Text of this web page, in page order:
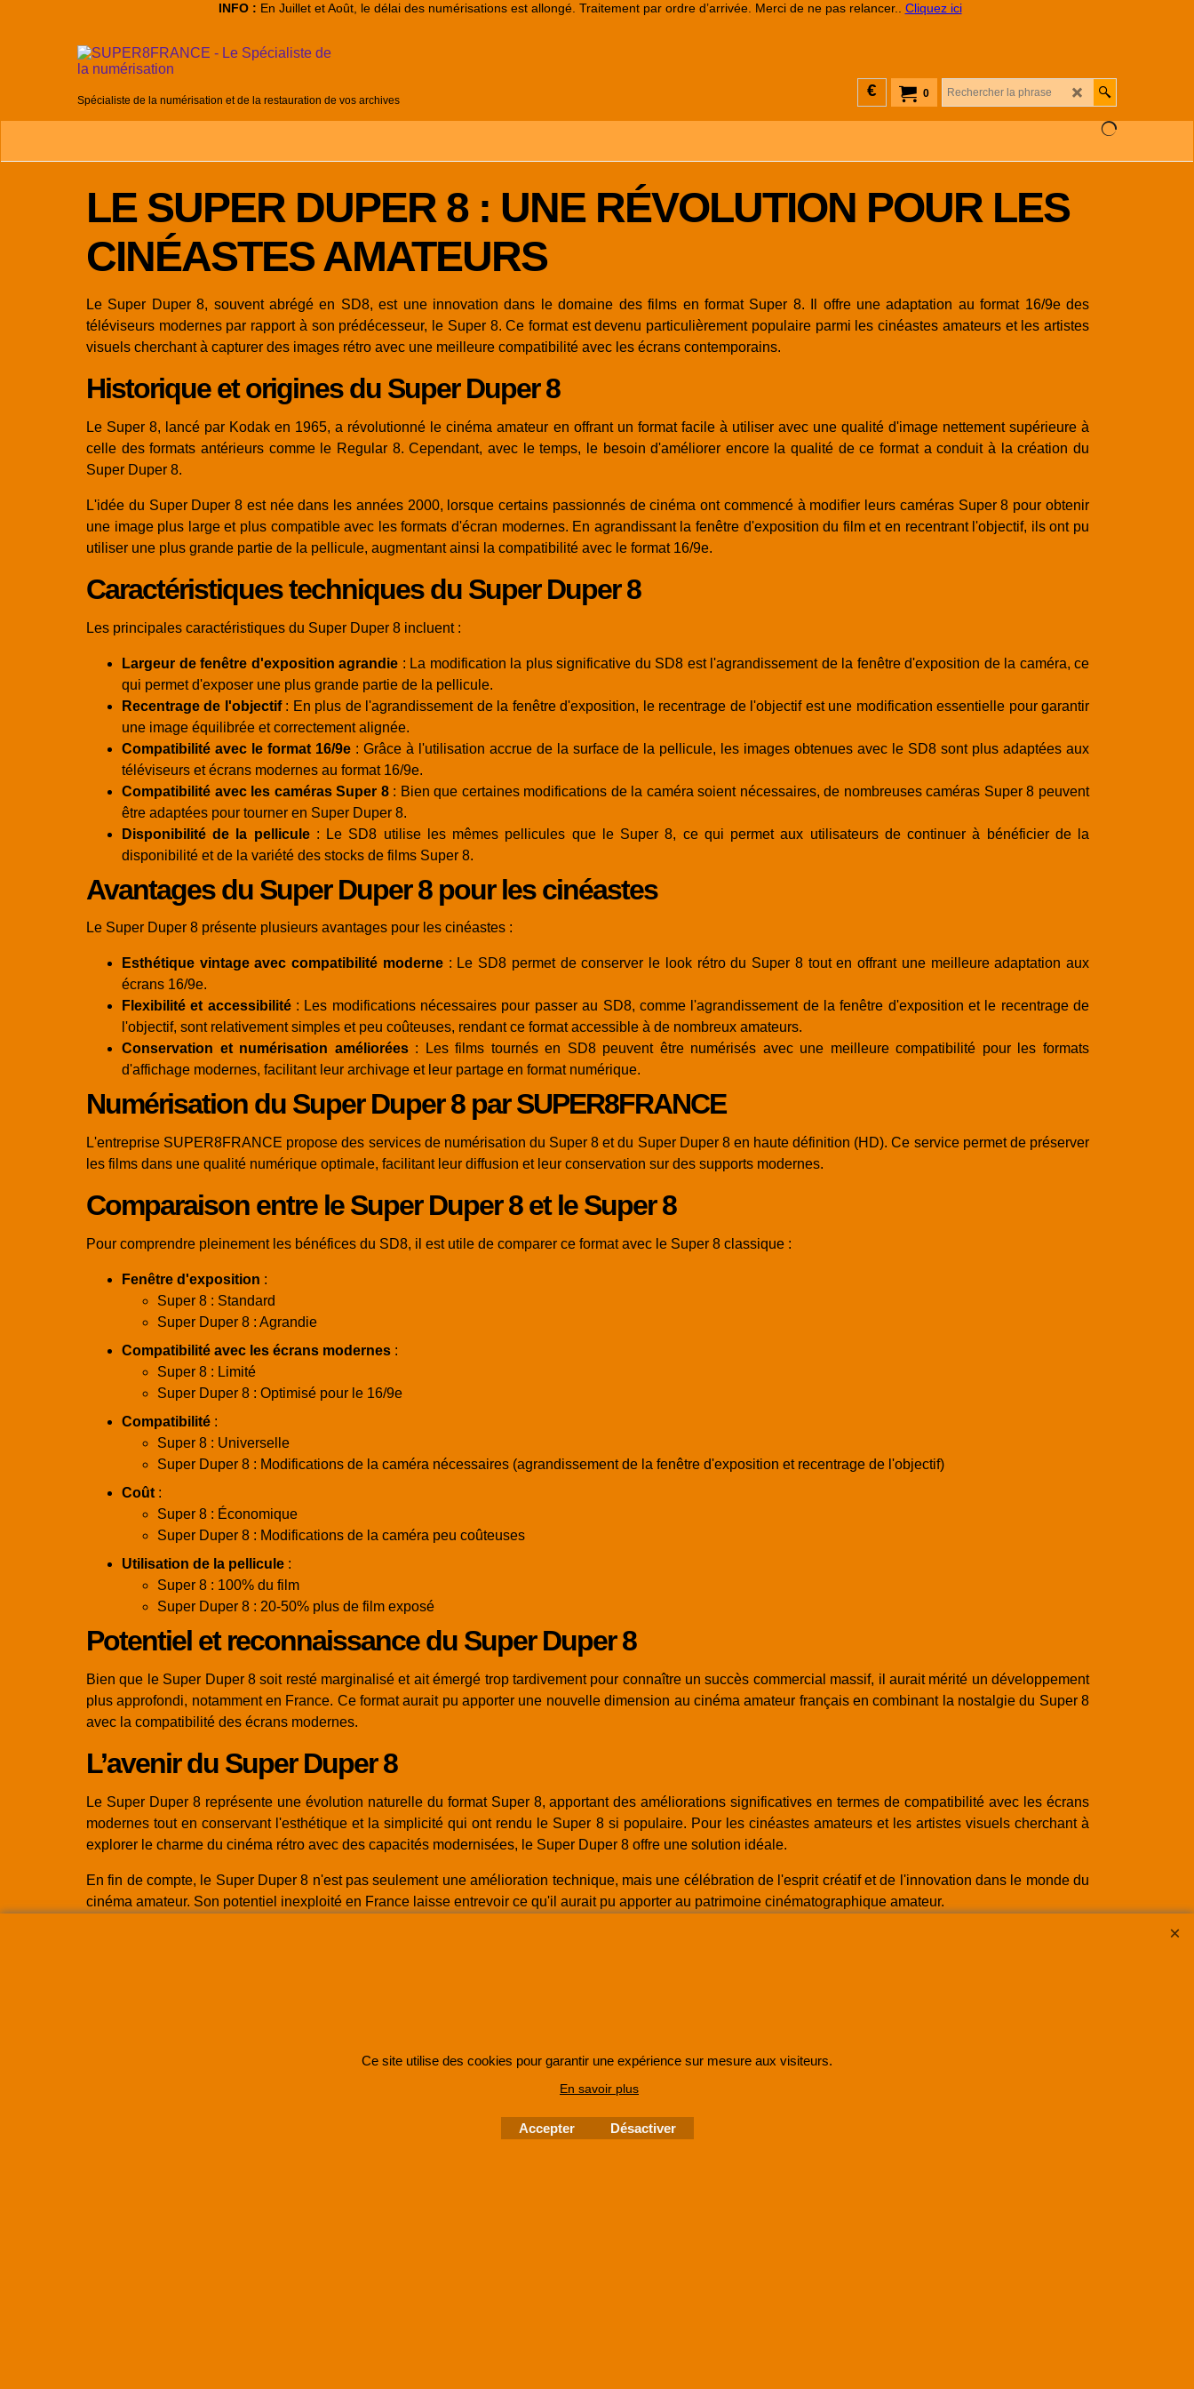
INFO : En Juillet et Août, le délai des numérisations est allongé. Traitement par ordre d’arrivée. Merci de ne pas relancer.. Cliquez ici
Spécialiste de la numérisation et de la restauration de vos archives
0
€
LE SUPER DUPER 8 : UNE RÉVOLUTION POUR LES
CINÉASTES AMATEURS
Le Super Duper 8, souvent abrégé en SD8, est une innovation dans le domaine des films en format Super 8. Il offre une adaptation au format 16/9e des
téléviseurs modernes par rapport à son prédécesseur, le Super 8. Ce format est devenu particulièrement populaire parmi les cinéastes amateurs et les artistes
visuels cherchant à capturer des images rétro avec une meilleure compatibilité avec les écrans contemporains.
Historique et origines du Super Duper 8
Le Super 8, lancé par Kodak en 1965, a révolutionné le cinéma amateur en offrant un format facile à utiliser avec une qualité d'image nettement supérieure à
celle des formats antérieurs comme le Regular 8. Cependant, avec le temps, le besoin d'améliorer encore la qualité de ce format a conduit à la création du
Super Duper 8.
L'idée du Super Duper 8 est née dans les années 2000, lorsque certains passionnés de cinéma ont commencé à modifier leurs caméras Super 8 pour obtenir
une image plus large et plus compatible avec les formats d'écran modernes. En agrandissant la fenêtre d'exposition du film et en recentrant l'objectif, ils ont pu
utiliser une plus grande partie de la pellicule, augmentant ainsi la compatibilité avec le format 16/9e.
Caractéristiques techniques du Super Duper 8
Les principales caractéristiques du Super Duper 8 incluent :
Largeur de fenêtre d'exposition agrandie : La modification la plus significative du SD8 est l'agrandissement de la fenêtre d'exposition de la caméra, ce
qui permet d'exposer une plus grande partie de la pellicule.
Recentrage de l'objectif: En plus de l'agrandissement de la fenêtre d'exposition, le recentrage de l'objectif est une modification essentielle pour garantir
une image équilibrée et correctement alignée.
Compatibilité avec le format 16/9e: Grâce à l'utilisation accrue de la surface de la pellicule, les images obtenues avec le SD8 sont plus adaptées aux
téléviseurs et écrans modernes au format 16/9e.
Compatibilité avec les caméras Super 8: Bien que certaines modifications de la caméra soient nécessaires, de nombreuses caméras Super 8 peuvent
être adaptées pour tourner en Super Duper 8.
Disponibilité de la pellicule: Le SD8 utilise les mêmes pellicules que le Super 8, ce qui permet aux utilisateurs de continuer à bénéficier de la
disponibilité et de la variété des stocks de films Super 8.
Avantages du Super Duper 8 pour les cinéastes
Le Super Duper 8 présente plusieurs avantages pour les cinéastes :
Esthétique vintage avec compatibilité moderne: Le SD8 permet de conserver le look rétro du Super 8 tout en offrant une meilleure adaptation aux
écrans 16/9e.
Flexibilité et accessibilité: Les modifications nécessaires pour passer au SD8, comme l'agrandissement de la fenêtre d'exposition et le recentrage de
l'objectif, sont relativement simples et peu coûteuses, rendant ce format accessible à de nombreux amateurs.
Conservation et numérisation améliorées: Les films tournés en SD8 peuvent être numérisés avec une meilleure compatibilité pour les formats
d'affichage modernes, facilitant leur archivage et leur partage en format numérique.
Numérisation du Super Duper 8 par SUPER8FRANCE
L'entreprise SUPER8FRANCE propose des services de numérisation du Super 8 et du Super Duper 8 en haute définition (HD). Ce service permet de préserver
les films dans une qualité numérique optimale, facilitant leur diffusion et leur conservation sur des supports modernes.
Comparaison entre le Super Duper 8 et le Super 8
Pour comprendre pleinement les bénéfices du SD8, il est utile de comparer ce format avec le Super 8 classique :
Fenêtre d'exposition :
Super 8 : Standard
Super Duper 8 : Agrandie
Compatibilité avec les écrans modernes :
Super 8 : Limité
Super Duper 8 : Optimisé pour le 16/9e
Compatibilité :
Super 8 : Universelle
Super Duper 8 : Modifications de la caméra nécessaires (agrandissement de la fenêtre d'exposition et recentrage de l'objectif)
Coût :
Super 8 : Économique
Super Duper 8 : Modifications de la caméra peu coûteuses
Utilisation de la pellicule :
Super 8 : 100% du film
Super Duper 8 : 20-50% plus de film exposé
Potentiel et reconnaissance du Super Duper 8
Bien que le Super Duper 8 soit resté marginalisé et ait émergé trop tardivement pour connaître un succès commercial massif, il aurait mérité un développement
plus approfondi, notamment en France. Ce format aurait pu apporter une nouvelle dimension au cinéma amateur français en combinant la nostalgie du Super 8
avec la compatibilité des écrans modernes.
L’avenir du Super Duper 8
Le Super Duper 8 représente une évolution naturelle du format Super 8, apportant des améliorations significatives en termes de compatibilité avec les écrans
modernes tout en conservant l'esthétique et la simplicité qui ont rendu le Super 8 si populaire. Pour les cinéastes amateurs et les artistes visuels cherchant à
explorer le charme du cinéma rétro avec des capacités modernisées, le Super Duper 8 offre une solution idéale.
En fin de compte, le Super Duper 8 n'est pas seulement une amélioration technique, mais une célébration de l'esprit créatif et de l'innovation dans le monde du
cinéma amateur. Son potentiel inexploité en France laisse entrevoir ce qu'il aurait pu apporter au patrimoine cinématographique amateur.
est une entreprise enregistrée au Registre du Commerce et des Sociétés sous le numéro
Ce site utilise des cookies pour garantir une expérience sur mesure aux visiteurs.
En savoir plus
Accepter Désactiver